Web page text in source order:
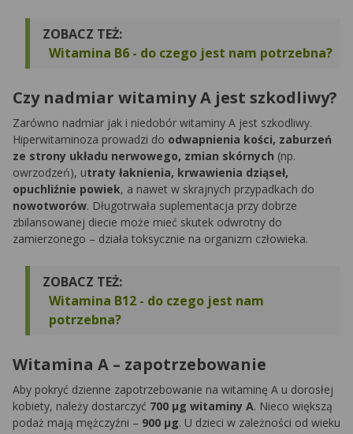
ZOBACZ TEŻ:
Witamina B6 - do czego jest nam potrzebna?
Czy nadmiar witaminy A jest szkodliwy?
Zarówno nadmiar jak i niedobór witaminy A jest szkodliwy.
Hiperwitaminoza prowadzi do odwapnienia kości, zaburzeń
ze strony układu nerwowego, zmian skórnych (np.
owrzodzeń), utraty łaknienia, krwawienia dziąseł,
opuchliźnie powiek, a nawet w skrajnych przypadkach do
nowotworów. Długotrwała suplementacja przy dobrze
zbilansowanej diecie może mieć skutek odwrotny do
zamierzonego – działa toksycznie na organizm człowieka.
ZOBACZ TEŻ:
Witamina B12 - do czego jest nam
potrzebna?
Witamina A – zapotrzebowanie
Aby pokryć dzienne zapotrzebowanie na witaminę A u dorosłej
kobiety, należy dostarczyć 700 µg witaminy A. Nieco większą
podaż mają mężczyźni – 900 µg. U dzieci w zależności od wieku